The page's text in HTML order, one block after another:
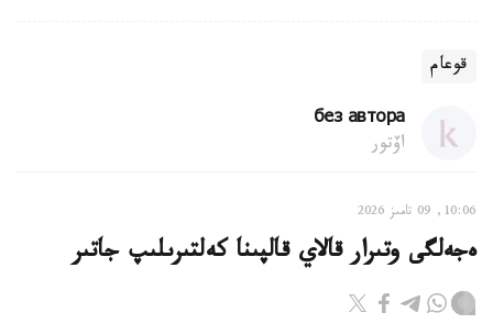
قوعام
без автора
اۆتور
10:06, 09 تامىز 2026
ەجەلگى وتىرار قالاي قالپىنا كەلتىرىلىپ جاتىر